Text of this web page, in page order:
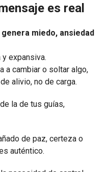
es real
genera miedo, ansiedad
expansiva.
a cambiar o soltar algo,
alivio, no de carga.
la de tus guías,
de paz, certeza o
auténtico.